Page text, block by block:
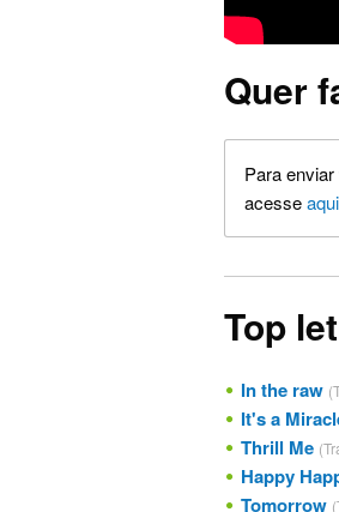
Quer
Para
acesseaqui
Top
In the raw
It's a
Thrill Me
Happy
Tomorrow